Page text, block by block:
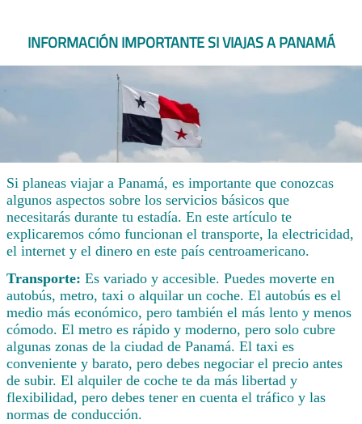
INFORMACIÓN IMPORTANTE SI VIAJAS A PANAMÁ
Si planeas viajar a Panamá, es importante que conozcas
algunos aspectos sobre los servicios básicos que
necesitarás durante tu estadía. En este artículo te
explicaremos cómo funcionan el transporte, la electricidad,
el internet y el dinero en este país centroamericano.
Transporte: Es variado y accesible. Puedes moverte en
autobús, metro, taxi o alquilar un coche. El autobús es el
medio más económico, pero también el más lento y menos
cómodo. El metro es rápido y moderno, pero solo cubre
algunas zonas de la ciudad de Panamá. El taxi es
conveniente y barato, pero debes negociar el precio antes
de subir. El alquiler de coche te da más libertad y
flexibilidad, pero debes tener en cuenta el tráfico y las
normas de conducción.